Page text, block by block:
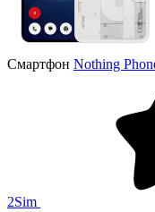
Смартфон Nothing
2Sim